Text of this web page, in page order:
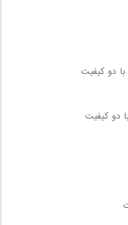
با دو کیفیت
دو کیفیت